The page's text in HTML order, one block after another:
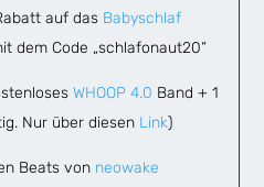
auf das Babyschlaf
dem Code „schlafonaut20“
WHOOP 4.0 Band + 1
Nur über diesen Link)
Beats von neowake